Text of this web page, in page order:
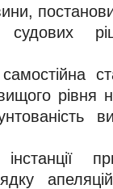
судових
рівня